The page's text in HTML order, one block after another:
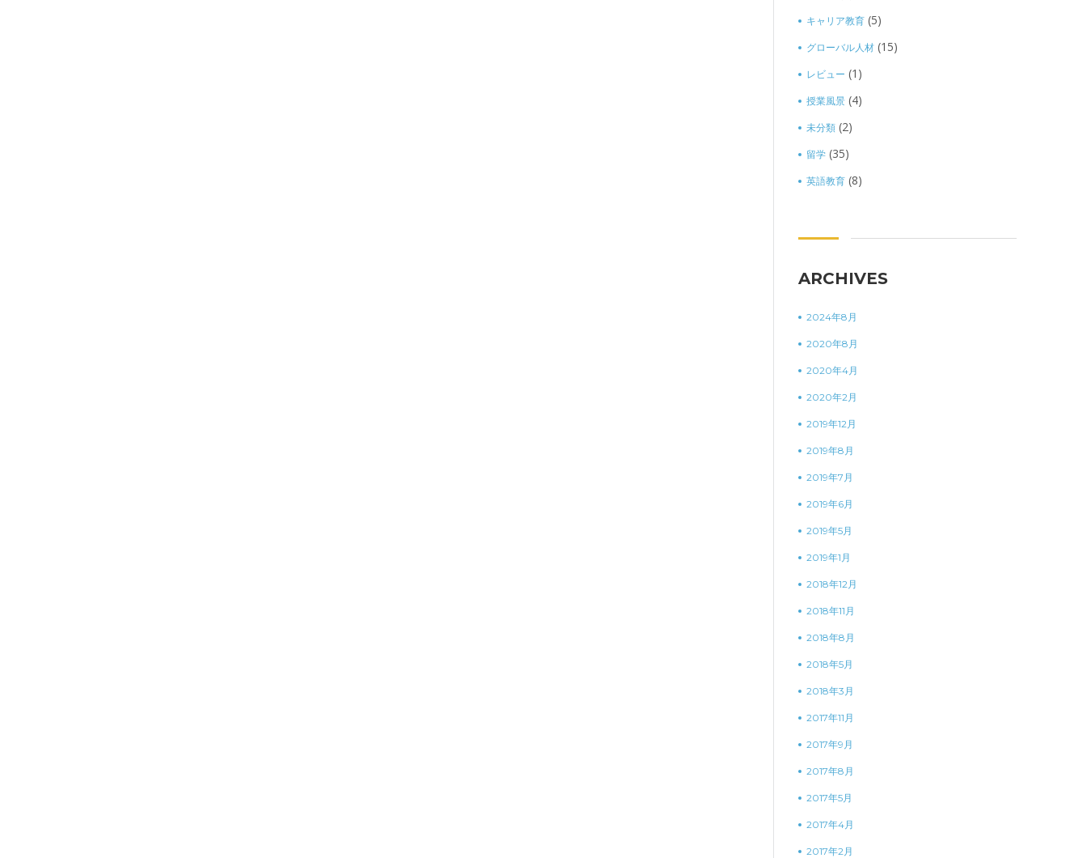
キャリア教育 (5)
グローバル人材 (15)
レビュー (1)
授業風景 (4)
未分類 (2)
留学 (35)
英語教育 (8)
ARCHIVES
2024年8月
2020年8月
2020年4月
2020年2月
2019年12月
2019年8月
2019年7月
2019年6月
2019年5月
2019年1月
2018年12月
2018年11月
2018年8月
2018年5月
2018年3月
2017年11月
2017年9月
2017年8月
2017年5月
2017年4月
2017年2月